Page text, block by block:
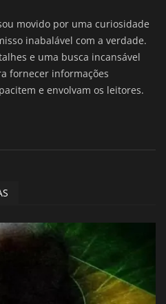
movido por uma curiosidade
inabalável com a verdade.
e uma busca incansável
fornecer informações
e envolvam os leitores.